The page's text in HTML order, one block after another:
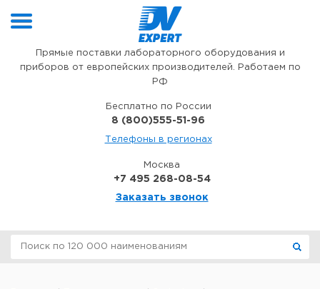
Прямые поставки лабораторного оборудования и
приборов от европейских производителей. Работаем по
РФ
Бесплатно по России
8 (800)555-51-96
Телефоны в регионах
Москва
+7 495 268-08-54
Заказать звонок